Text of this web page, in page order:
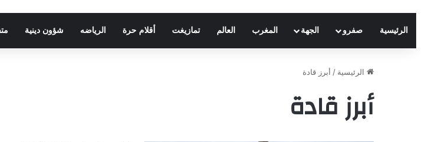
الرئيسية صفرو الجهة المغرب العالم تمازيغت أقلام حرة الرياضه شؤون دينية
الرئيسية / أبرز قادة
أبرز قادة